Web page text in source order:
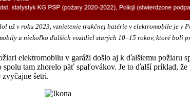
už v roku 2023, vznietenie trakčnej batérie v elektromobile je v
a niekoľko ďalších vozidiel starých 10–15 rokov, ktoré boli
elektromobilu v garáži došlo aj k ďalšiemu požiaru
tam zhorelo päť spaľovákov. Je to ďalší príklad,
šetrí.